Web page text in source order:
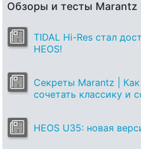
Обзоры и тесты Marantz
TIDAL Hi-Res стал
HEOS!
Секреты Marantz |
сочетать классику и
HEOS U35: новая